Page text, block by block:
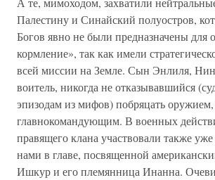
Палестину и Синайский полуостров,
Богов явно не были предназначены для
кормление», так как имели
всей миссии на Земле. Сын Энлиля,
воитель, никогда не отказывавшийся
эпизодам из мифов) побряцать
главнокомандующим. В военных
правящего клана участвовали также
нами в главе, посвященной
Ишкур и его племянница Инанна.